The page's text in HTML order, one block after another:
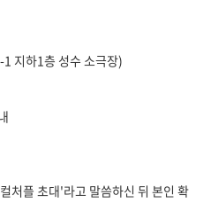
지하1층 성수 소극장)
처플 초대'라고 말씀하신 뒤 본인 확